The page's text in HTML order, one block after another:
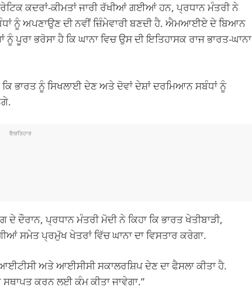
ਕਦਰਾਂ-ਕੀਮਤਾਂ ਜਾਰੀ ਰੱਖੀਆਂ ਗਈਆਂ ਹਨ, ਪ੍ਰਧਾਨ ਮੰਤਰੀ ਨੇ
ਨੂੰ ਅਪਣਾਉਣ ਦੀ ਨਵੀਂ ਜ਼ਿੰਮੇਵਾਰੀ ਬਣਦੀ ਹੈ. ਐਮਆਈਏ ਦੇ ਬਿਆਨ
ਪੂਰਾ ਭਰੋਸਾ ਹੈ ਕਿ ਘਾਨਾ ਵਿਚ ਉਸ ਦੀ ਇਤਿਹਾਸਕ ਰਾਜ ਭਾਰਤ-ਘਾਨਾ
ਭਾਰਤ ਨੂੰ ਸਿਖਲਾਈ ਦੇਣ ਅਤੇ ਦੋਵਾਂ ਦੇਸ਼ਾਂ ਦਰਮਿਆਨ ਸਬੰਧਾਂ ਨੂੰ
ਇਸ਼ਤਿਹਾਰ
ਦੌਰਾਨ, ਪ੍ਰਧਾਨ ਮੰਤਰੀ ਮੋਦੀ ਨੇ ਕਿਹਾ ਕਿ ਭਾਰਤ ਖੇਤੀਬਾੜੀ,
ਸਮੇਤ ਪ੍ਰਮੁੱਖ ਖੇਤਰਾਂ ਵਿੱਚ ਘਾਨਾ ਦਾ ਵਿਸਤਾਰ ਕਰੇਗਾ.
ਅਤੇ ਆਈਸੀਸੀ ਸਕਾਲਰਸ਼ਿਪ ਦੇਣ ਦਾ ਫੈਸਲਾ ਕੀਤਾ ਹੈ.
ਕਰਨ ਲਈ ਕੰਮ ਕੀਤਾ ਜਾਵੇਗਾ.”